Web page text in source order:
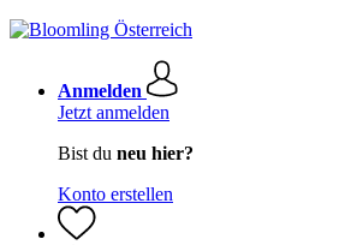
Anmelden
Jetzt anmelden
Bist du neu hier?
Konto erstellen